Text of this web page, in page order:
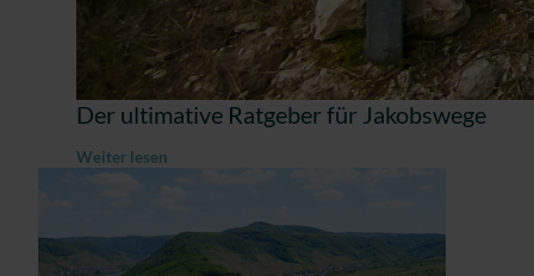
Der ultimative Ratgeber für Jakobswege
Weiter lesen